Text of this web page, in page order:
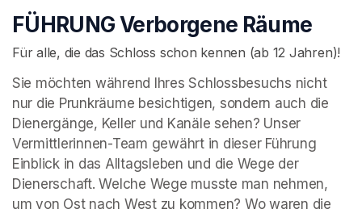
FÜHRUNG Verborgene Räume
Für alle, die das Schloss schon kennen (ab 12 Jahren)!
Sie möchten während Ihres Schlossbesuchs nicht
nur die Prunkräume besichtigen, sondern auch die
Dienergänge, Keller und Kanäle sehen? Unser
Vermittlerinnen-Team gewährt in dieser Führung
Einblick in das Alltagsleben und die Wege der
Dienerschaft. Welche Wege musste man nehmen,
um von Ost nach West zu kommen? Wo waren die